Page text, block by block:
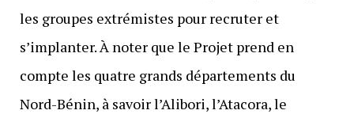
les groupes extrémistes pour recruter et
s’implanter. À noter que le Projet prend en
compte les quatre grands départements du
Nord-Bénin, à savoir l’Alibori, l’Atacora, le